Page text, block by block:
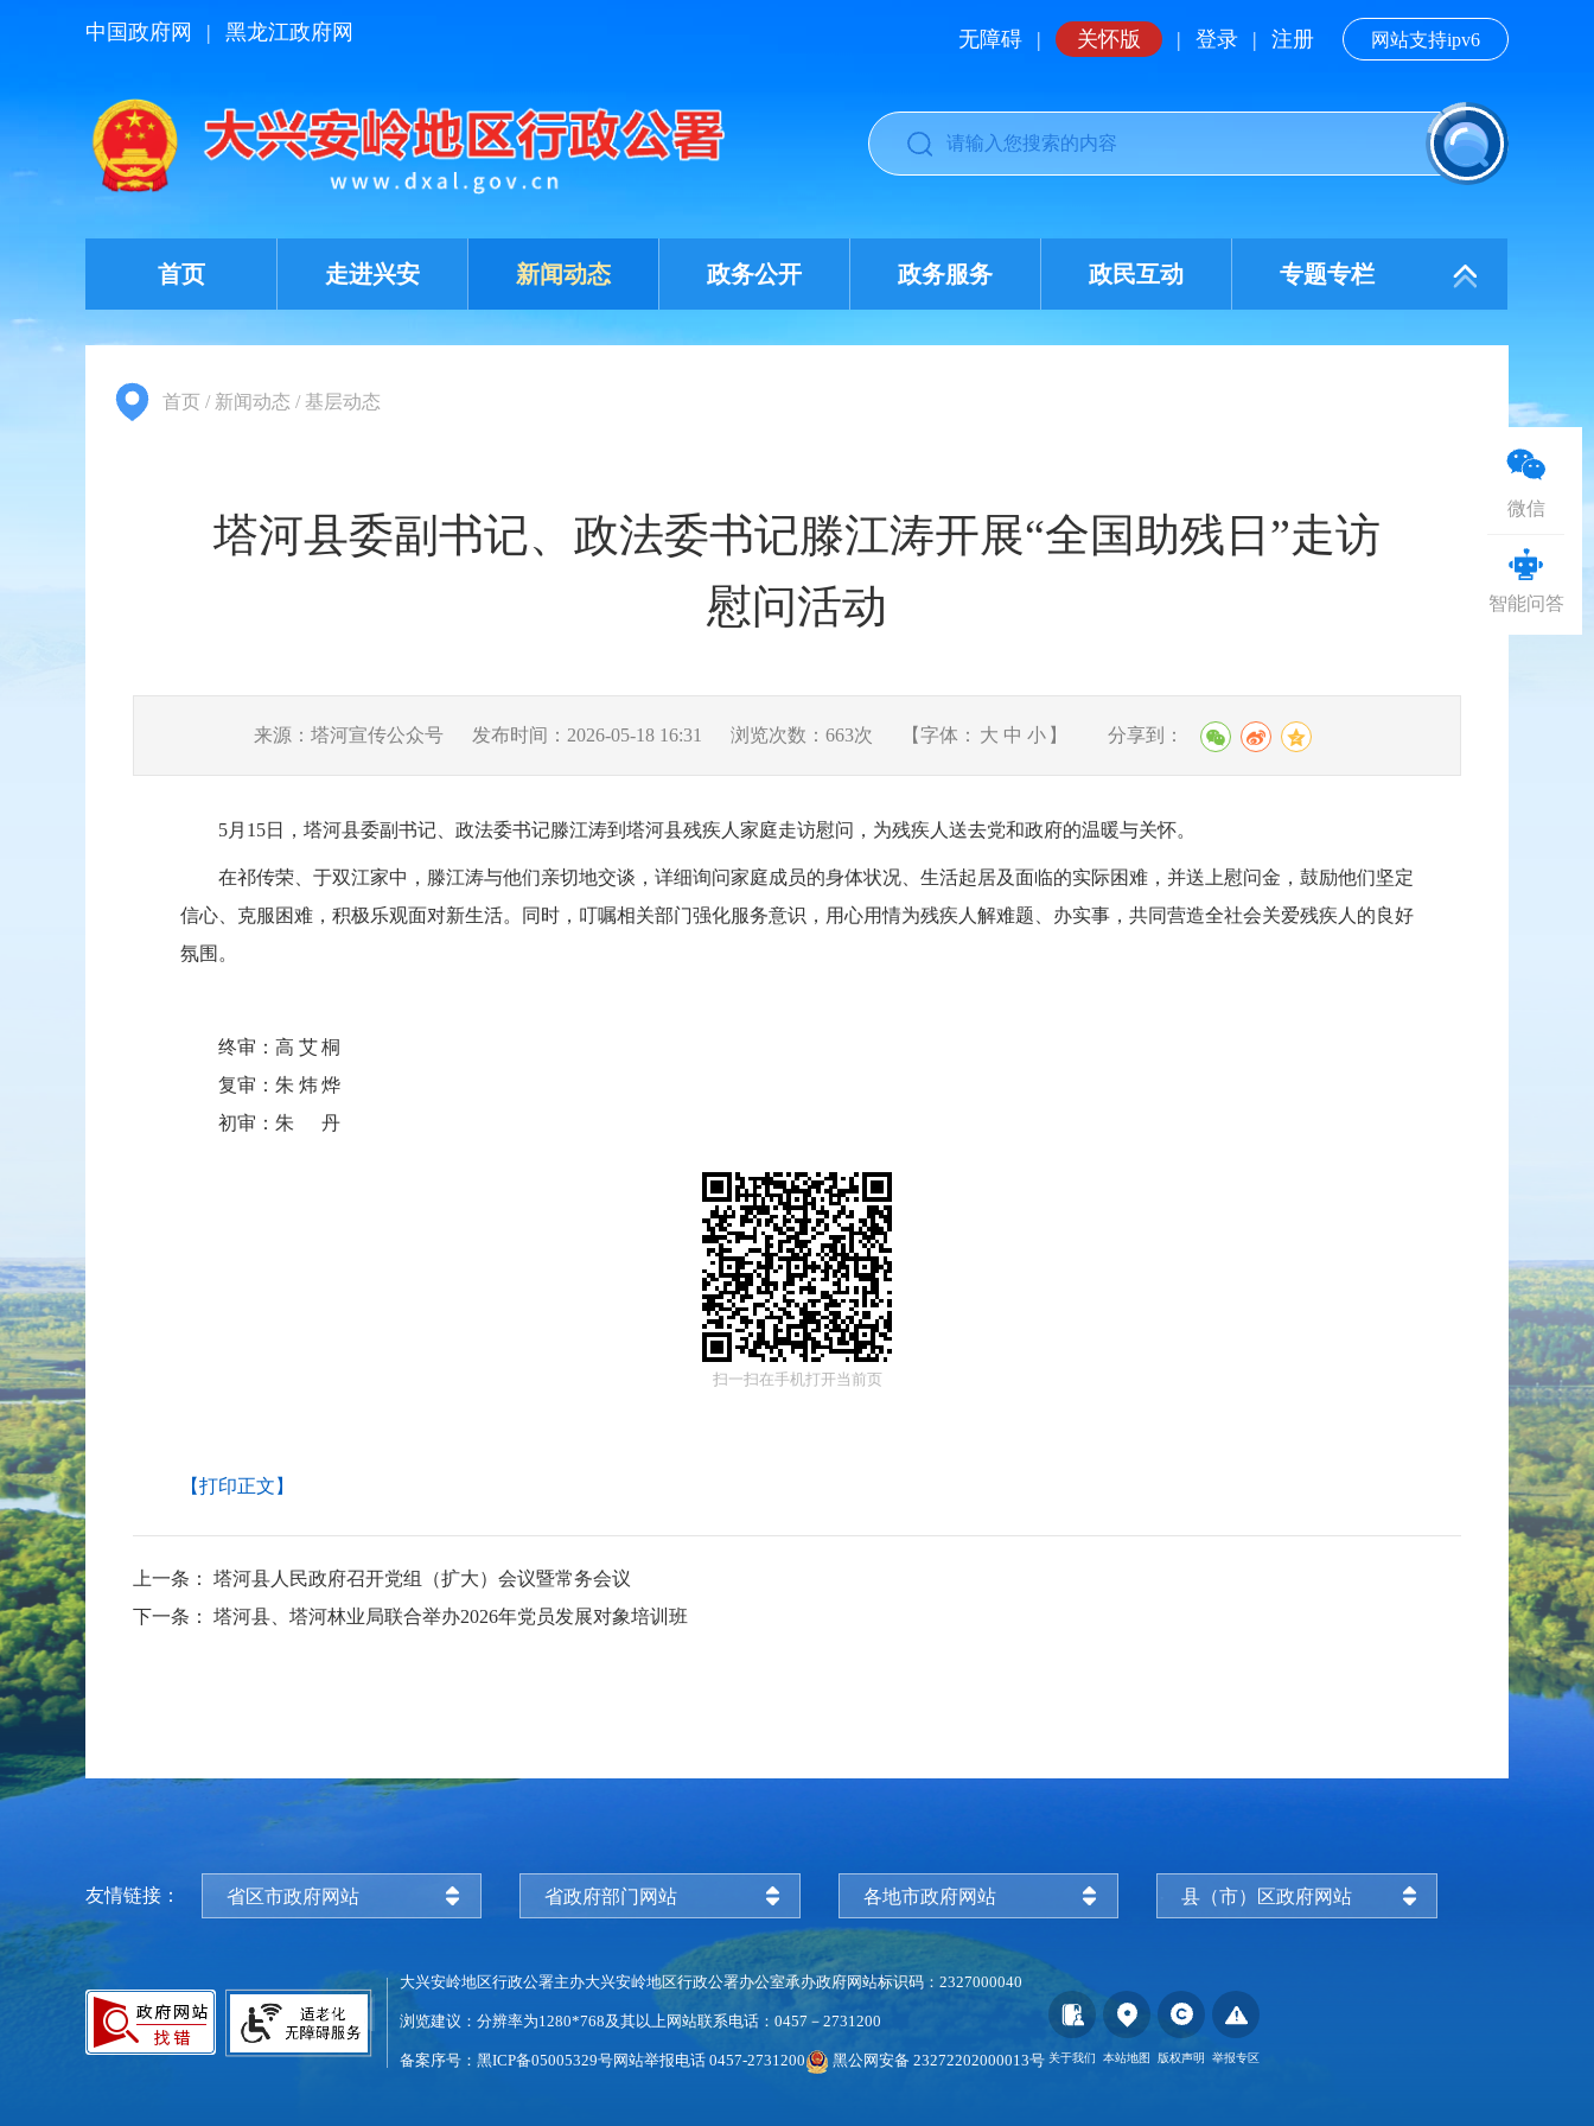
中国政府网 | 黑龙江政府网 无障碍 | 关怀版 | 登录 | 注册 网站支持ipv6
首页 走进兴安 新闻动态 政务公开 政务服务 政民互动 专题专栏
首页 / 新闻动态 / 基层动态
塔河县委副书记、政法委书记滕江涛开展“全国助残日”走访
慰问活动
来源：塔河宣传公众号 发布时间：2026-05-18 16:31 浏览次数： 663次 【字体： 大 中 小 】 分享到：
5月15日，塔河县委副书记、政法委书记滕江涛到塔河县残疾人家庭走访慰问，为残疾人送去党和政府的温暖与关怀。
在祁传荣、于双江家中，滕江涛与他们亲切地交谈，详细询问家庭成员的身体状况、生活起居及面临的实际困难，并送上慰问金，鼓励他们坚定
信心、克服困难，积极乐观面对新生活。同时，叮嘱相关部门强化服务意识，用心用情为残疾人解难题、办实事，共同营造全社会关爱残疾人的良好
氛围。
终审： 高艾桐
复审： 朱炜烨
初审： 朱丹
扫一扫在手机打开当前页
【打印正文】
上一条：
塔河县人民政府召开党组（扩大）会议暨常务会议
下一条：
塔河县、塔河林业局联合举办2026年党员发展对象培训班
友情链接： 省区市政府网站 省政府部门网站 各地市政府网站 县（市）区政府网站
大兴安岭地区行政公署主办大兴安岭地区行政公署办公室承办政府网站标识码：2327000040
浏览建议：分辨率为1280*768及其以上 网站联系电话：0457－2731200
备案序号：黑ICP备05005329号网站举报电话 0457-2731200 黑公网安备 23272202000013号 关于我们 本站地图 版权声明 举报专区
微信
智能问答